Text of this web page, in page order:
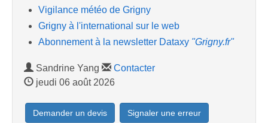
Vigilance météo de Grigny
Grigny à l'international sur le web
Abonnement à la newsletter Dataxy "Grigny.fr"
Sandrine Yang
Contacter
jeudi 06 août 2026
Demander un devis Signaler une erreur